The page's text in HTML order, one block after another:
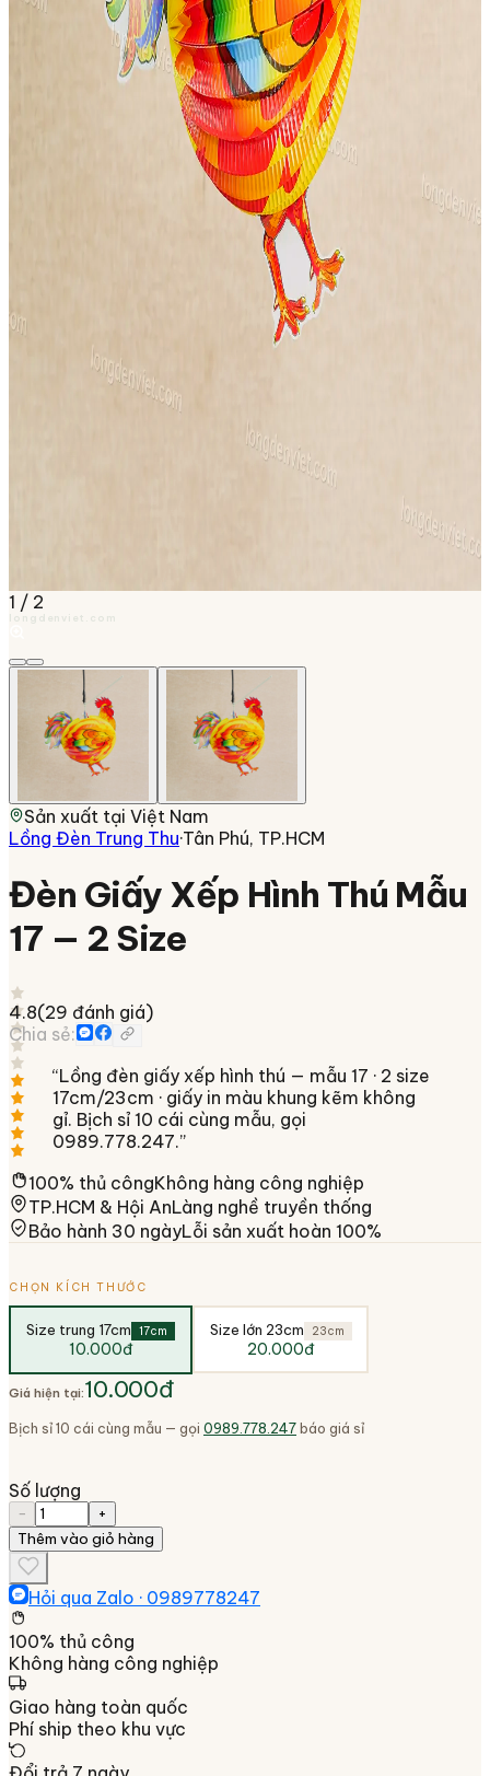
1 / 2
longdenviet.com
Sản xuất tại Việt Nam
Lồng Đèn Trung Thu·Tân Phú, TP.HCM
Đèn Giấy Xếp Hình Thú Mẫu
17 — 2 Size
4.8(29 đánh giá)
Chia sẻ:
“Lồng đèn giấy xếp hình thú — mẫu 17 · 2 size
17cm/23cm · giấy in màu khung kẽm không
gỉ. Bịch sỉ 10 cái cùng mẫu, gọi
0989.778.247.”
100% thủ côngKhông hàng công nghiệp
TP.HCM & Hội AnLàng nghề truyền thống
Bảo hành 30 ngàyLỗi sản xuất hoàn 100%
CHỌN KÍCH THƯỚC
Size trung 17cm 17cm
10.000đ
Size lớn 23cm 23cm
20.000đ
Giá hiện tại:10.000đ
Bịch sỉ 10 cái cùng mẫu — gọi 0989.778.247báo giá sỉ
Số lượng
−
+
Thêm vào giỏ hàng
Hỏi qua Zalo · 0989778247
100% thủ công
Không hàng công nghiệp
Giao hàng toàn quốc
Phí ship theo khu vực